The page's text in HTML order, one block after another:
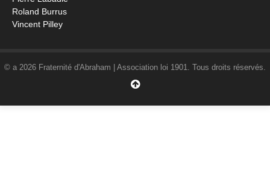
Roland Burrus
Vincent Pilley
© a 2026 Fraternité d'Abraham | Association loi 1901. Tous droits réservés.